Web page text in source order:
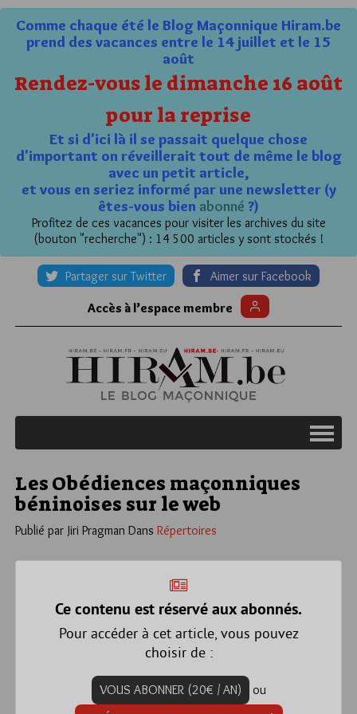
Comme chaque été le Blog Maçonnique Hiram.be
prend des vacances entre le 14 juillet et le 15
août
Rendez-vous le dimanche 16 août
pour la reprise
Et si d'ici là il se passait quelque chose
d'important on réveillerait tout de même le blog
avec un petit article,
et vous en seriez informé par une newsletter (y
êtes-vous bien abonné ?)
Profitez de ces vacances pour visiter les archives du site
(bouton "recherche") : 14 500 articles y sont stockés !
Partager sur Twitter Aimer sur Facebook
Accès à l’espace membre
Les Obédiences maçonniques
béninoises sur le web
Publié par Jiri Pragman Dans Répertoires
Ce contenu est réservé aux abonnés.
Pour accéder à cet article, vous pouvez
choisir de :
VOUS ABONNER (20€ / AN)
ou